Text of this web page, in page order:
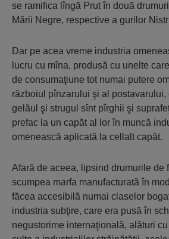
se ramifica lîngă Prut în două
Mării Negre, respective a gurilor
Dar pe acea vreme industria
lucru cu mîna, produsă cu unelte
de consumaţiune tot numai putere
războiul pînzarului şi al postavarului,
gelăul şi strugul sînt pîrghii şi
prefac la un capăt al lor în muncă
omenească aplicată la cellalt capăt.
Afară de aceea, lipsind drumurile de
scumpea marfa manufacturată în
făcea accesibilă numai claselor
industria subţire, care era pusă în
negustorime internaţională, alături